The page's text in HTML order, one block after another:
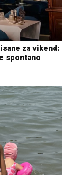
za vikend:
spontano